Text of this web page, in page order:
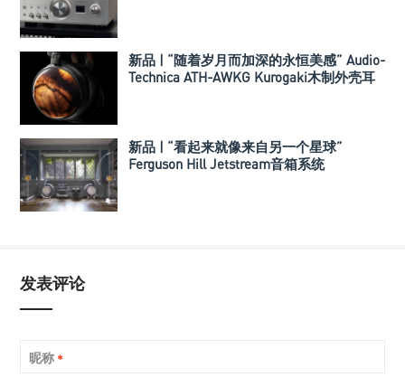
新品 | “随着岁月而加深的永恒美感” Audio-
Technica ATH-AWKG Kurogaki木制外壳耳
新品 | “看起来就像来自另一个星球”
Ferguson Hill Jetstream音箱系统
发表评论
昵称 *